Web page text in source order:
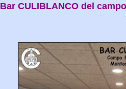
Bar CULIBLANCO del